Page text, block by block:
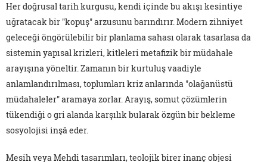
Her doğrusal tarih kurgusu, kendi içinde bu akışı kesintiye
uğratacak bir "kopuş" arzusunu barındırır. Modern zihniyet
geleceği öngörülebilir bir planlama sahası olarak tasarlasa da
sistemin yapısal krizleri, kitleleri metafizik bir müdahale
arayışına yöneltir. Zamanın bir kurtuluş vaadiyle
anlamlandırılması, toplumları kriz anlarında "olağanüstü
müdahaleler" aramaya zorlar. Arayış, somut çözümlerin
tükendiği o gri alanda karşılık bularak özgün bir bekleme
sosyolojisi inşâ eder.
Mesih veya Mehdi tasarımları, teolojik birer inanç objesi